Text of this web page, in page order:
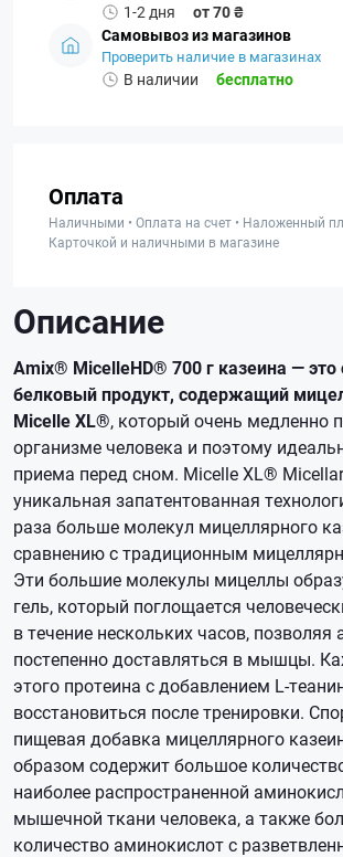
1-2 дня
от 70 ₴
Самовывоз из магазинов
Проверить наличие в магазинах
В наличии бесплатно
Оплата
Наличными • Оплата на счет • Наложенный
Карточкой и наличными в магазине
Описание
Amix® MicelleHD® 700 г казеина —
белковый продукт, содержащий
Micelle XL®, который очень медленно
организме человека и поэтому
приема перед сном. Micelle XL®
уникальная запатентованная
раза больше молекул мицеллярного
сравнению с традиционным
Эти большие молекулы мицеллы
гель, который поглощается
в течение нескольких часов,
постепенно доставляться в мышцы.
этого протеина с добавлением L-
восстановиться после тренировки.
пищевая добавка мицеллярного
образом содержит большое
наиболее распространенной
мышечной ткани человека, а также
количество аминокислот с